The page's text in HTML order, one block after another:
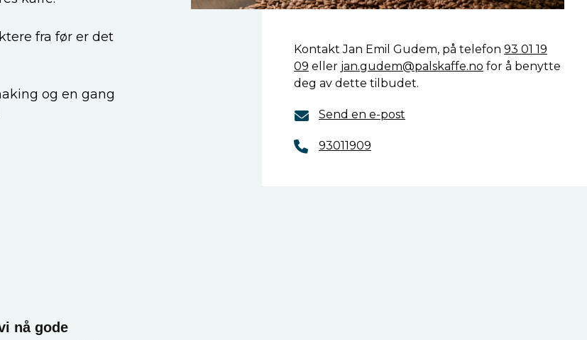
fra før er det
og en gang
nå gode
Kontakt Jan Emil Gudem, på telefon 93 01 19
09 eller jan.gudem@palskaffe.no for å benytte
deg av dette tilbudet.
Send en e-post
93011909